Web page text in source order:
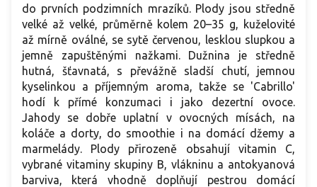
do prvních podzimních mrazíků. Plody jsou středně
velké až velké, průměrně kolem 20–35 g, kuželovité
až mírně oválné, se sytě červenou, lesklou slupkou a
jemně zapuštěnými nažkami. Dužnina je středně
hutná, šťavnatá, s převážně sladší chutí, jemnou
kyselinkou a příjemným aroma, takže se 'Cabrillo'
hodí k přímé konzumaci i jako dezertní ovoce.
Jahody se dobře uplatní v ovocných mísách, na
koláče a dorty, do smoothie i na domácí džemy a
marmelády. Plody přirozeně obsahují vitamin C,
vybrané vitaminy skupiny B, vlákninu a antokyanová
barviva, která vhodně doplňují pestrou domácí